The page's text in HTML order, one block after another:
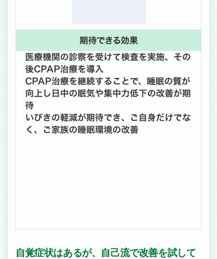
期待できる効果
医療機関の診察を受けて検査を実施、その
後CPAP治療を導入
CPAP治療を継続することで、睡眠の質が
向上し日中の眠気や集中力低下の改善が期
待
いびきの軽減が期待でき、ご自身だけでな
く、ご家族の睡眠環境の改善
自覚症状はあるが、自己流で改善を試して